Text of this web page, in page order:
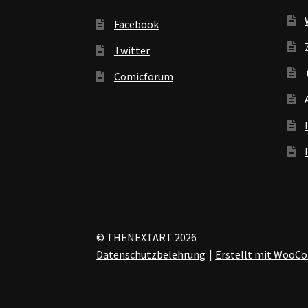
Facebook
Twitter
Comicforum
© THENEXTART 2026
Datenschutzbelehrung
Erstellt mit